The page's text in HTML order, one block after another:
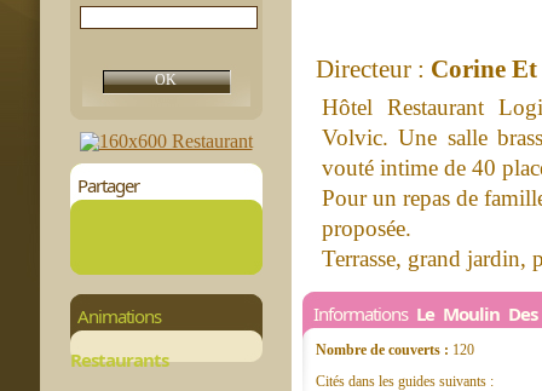
Partager
Animations
Restaurants
Directeur : Corine
Hôtel Restaurant
Volvic. Une salle
vouté intime de 40
Pour un repas de
proposée.
Terrasse, grand jardin,
Informations Le Moulin
Nombre de couverts : 120
Cités dans les guides suivants :